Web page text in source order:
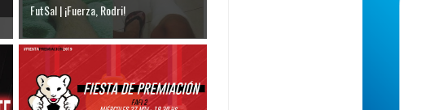
FutSal | ¡Fuerza, Rodri!